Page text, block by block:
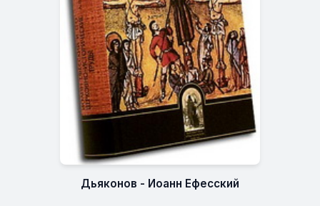
Дьяконов - Иоанн Ефесский